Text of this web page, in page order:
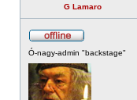
G Lamaro
Ó-nagy-admin "backstage"